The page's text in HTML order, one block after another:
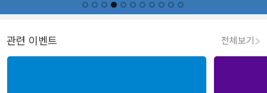
관련 이벤트 전체보기